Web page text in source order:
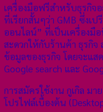
เครื่องมือฟรีสำหรับธุรกิจ
ที่เรียกสั้นๆว่า GMB ซึ่งเ
ออนไลน์” ที่เป็นเครื่องมื
สะดวกให้กับร้านค้า ธุรกิ
ข้อมูลของธุรกิจ โดยจะแส
Google search และ
การสมัครใช้งาน กูเกิล ม
โปรไฟล์เบื้องต้น